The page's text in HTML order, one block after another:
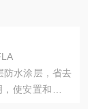
防水涂层，省去
使安置和贴片